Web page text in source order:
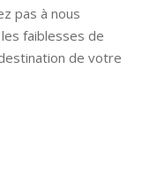
pas à nous
faiblesses de
de votre